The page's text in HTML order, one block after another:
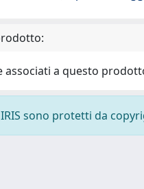
associati a questo
sono protetti da